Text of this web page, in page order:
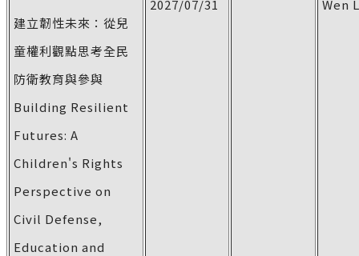
建立韌性未來：從兒
童權利觀點思考全民
防衛教育與參與
Building Resilient
Futures: A
Children's Rights
Perspective on
Civil Defense,
Education and
2027/07/31 Wen